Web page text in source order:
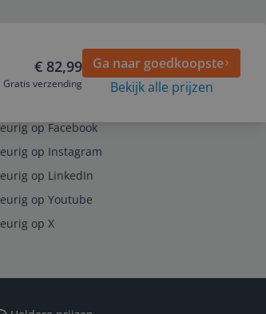
€ 82,99
Gratis verzending
Ga naar goedkoopste
Bekijk alle prijzen
op Facebook
op Instagram
op LinkedIn
op Youtube
op X